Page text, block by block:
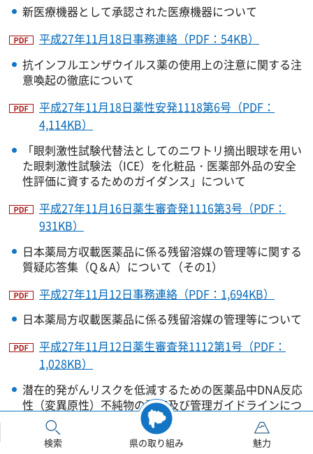
検索 県の取り組み 魅力
新医療機器として承認された医療機器について
平成27年11月18日事務連絡（PDF：54KB）
抗インフルエンザウイルス薬の使用上の注意に関する注
意喚起の徹底について
平成27年11月18日薬性安発1118第6号（PDF：
4,114KB）
「眼刺激性試験代替法としてのニワトリ摘出眼球を用い
た眼刺激性試験法（ICE）を化粧品・医薬部外品の安全
性評価に資するためのガイダンス」について
平成27年11月16日薬生審査発1116第3号（PDF：
931KB）
日本薬局方収載医薬品に係る残留溶媒の管理等に関する
質疑応答集（Q＆A）について（その1）
平成27年11月12日事務連絡（PDF：1,694KB）
日本薬局方収載医薬品に係る残留溶媒の管理等について
平成27年11月12日薬生審査発1112第1号（PDF：
1,028KB）
潜在的発がんリスクを低減するための医薬品中DNA反応
性（変異原性）不純物の評価及び管理ガイドラインにつ
平成27年11月10日薬生審査発1110第3号（PDF：